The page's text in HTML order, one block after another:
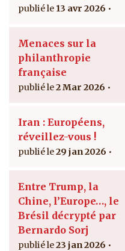
13 avr 2026
Menaces sur la
philanthropie
française
2 Mar 2026
Iran : Européens,
réveillez-vous !
29 jan 2026
Entre Trump, la
Chine, l’Europe…, le
Brésil décrypté par
Bernardo Sorj
23 jan 2026